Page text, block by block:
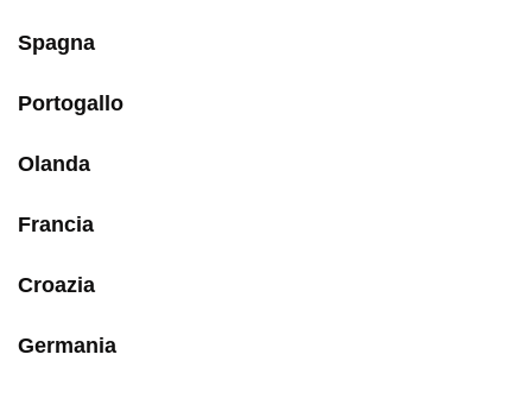
Spagna
Portogallo
Olanda
Francia
Croazia
Germania